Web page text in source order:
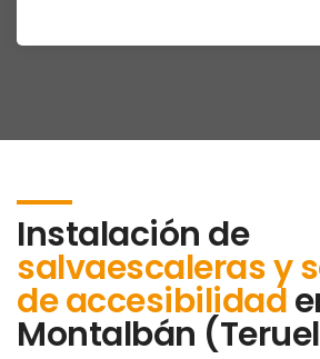
Instalación de
salvaescaleras y
de accesibilidad
Montalbán